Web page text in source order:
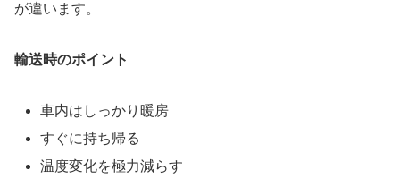
が違います。
輸送時のポイント
車内はしっかり暖房
すぐに持ち帰る
温度変化を極力減らす